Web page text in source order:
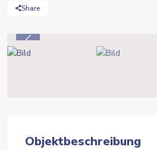
Share
Objektbeschreibung